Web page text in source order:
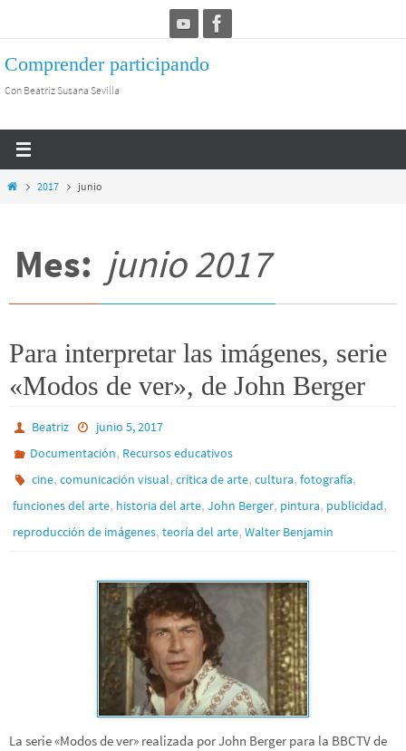
contenido
Comprender participando
Con Beatriz Susana Sevilla
Inicio2017 junio
Mes: junio 2017
Para interpretar las imágenes, serie
«Modos de ver», de John Berger
Beatriz
junio 5, 2017
Documentación, Recursos educativos
cine,comunicación visual,crítica de arte,cultura,fotografía,
funciones del arte, historia del arte, John Berger, pintura, publicidad,
reproducción de imágenes, teoría del arte, Walter Benjamin
La serie «Modos de ver» realizada por John Berger para la BBCTV de